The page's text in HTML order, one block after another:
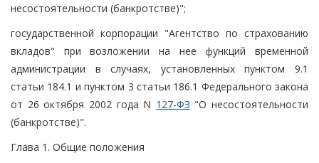
несостоятельности (банкротстве)";
государственной корпорации "Агентство по страхованию
вкладов" при возложении на нее функций временной
администрации в случаях, установленных пунктом 9.1
статьи 184.1 и пунктом 3 статьи 186.1 Федерального закона
от 26 октября 2002 года N 127-ФЗ "О несостоятельности
(банкротстве)".
Глава 1. Общие положения